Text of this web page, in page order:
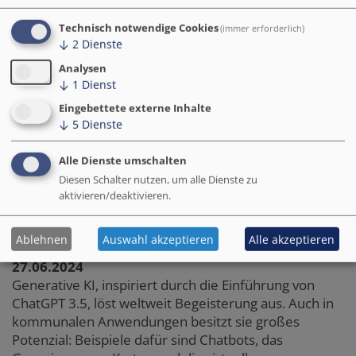
Alex Knight– Unsplash
Von Chatbots bis zur Stadtplanung:
Generative KI in der Verwaltung
27.06.2024
Generative KI, inspiriert durch die Einführung von
ChatGPT 3.5, löst weltweit Begeisterung aus. Auch in
kommunalen Anwendungen besitzt sie großes
Potenzial: Beispiele dafür sind Chatbots, das
Technisch notwendige Cookies(immer erforderlich)
↓ 2 Dienste
Analysen
↓ 1 Dienst
Eingebettete externe Inhalte
↓ 5 Dienste
Alle Dienste umschalten
Diesen Schalter nutzen, um alle Dienste zu
aktivieren/deaktivieren.
Ablehnen Auswahl akzeptieren Alle akzeptieren